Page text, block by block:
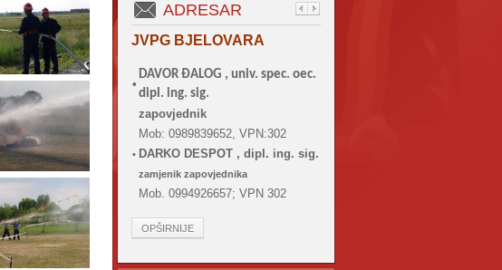
ADRESAR
JVPG BJELOVARA
•
DAVOR ĐALOG , univ. spec. oec.
dipl. ing. sig.
zapovjednik
Mob: 0989839652, VPN:302
• DARKO DESPOT , dipl. ing. sig.
zamjenik zapovjednika
Mob. 0994926657; VPN 302
OPŠIRNIJE